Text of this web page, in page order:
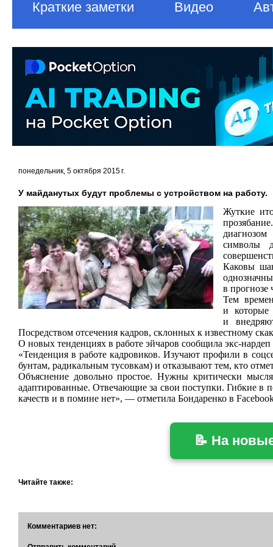
Краткие заметки Видео
понедельник, 5 октября 2015 г.
У майданутых будут проблемы с устройством на работу.
Жуткие
символы
Каковы
в прогнозе
Тем
и которые
и
Посредством отсечения кадров, склонных к известному
О новых тенденциях в работе эйчаров сообщила экс-нардеп
«Тенденция в работе кадровиков. Изучают профили в
бунтам, радикальным тусовкам) и отказывают тем, кто
Объяснение довольно простое. Нужны критически
адаптированные. Отвечающие за свои поступки. Гибкие в
качеств и в помине нет», — отметила Бондаренко в
📝 На
Читайте также:
Комментариев нет: